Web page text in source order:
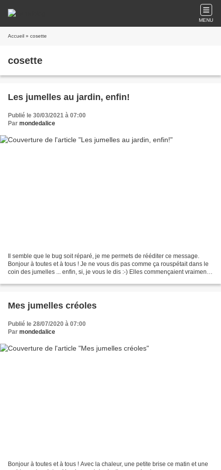
MENU
Accueil » cosette
cosette
Les jumelles au jardin, enfin!
Publié le 30/03/2021 à 07:00
Par mondedalice
Il semble que le bug soit réparé, je me permets de rééditer ce message.
Bonjour à toutes et à tous ! Je ne vous dis pas comme ça rouspétait dans le
coin des jumelles ... enfin, si, je vous le dis :-) Elles commençaient vraiment à
Mes jumelles créoles
Publié le 28/07/2020 à 07:00
Par mondedalice
Bonjour à toutes et à tous ! Avec la chaleur, une petite brise ce matin et une